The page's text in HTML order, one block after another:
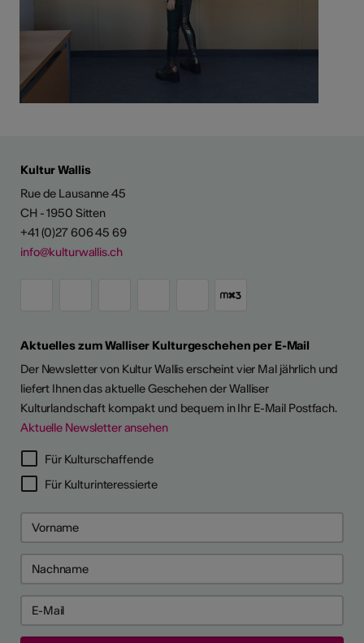
anzeigen
als
Kultur Wallis
Rue de Lausanne 45
CH - 1950 Sitten
+41 (0)27 606 45 69
info@kulturwallis.ch
Aktuelles zum Walliser Kulturgeschehen per E-Mail
Der Newsletter von Kultur Wallis erscheint vier Mal jährlich und
liefert Ihnen das aktuelle Geschehen der Walliser
Kulturlandschaft kompakt und bequem in Ihr E-Mail Postfach.
Aktuelle Newsletter ansehen
Für Kulturschaffende
Für Kulturinteressierte